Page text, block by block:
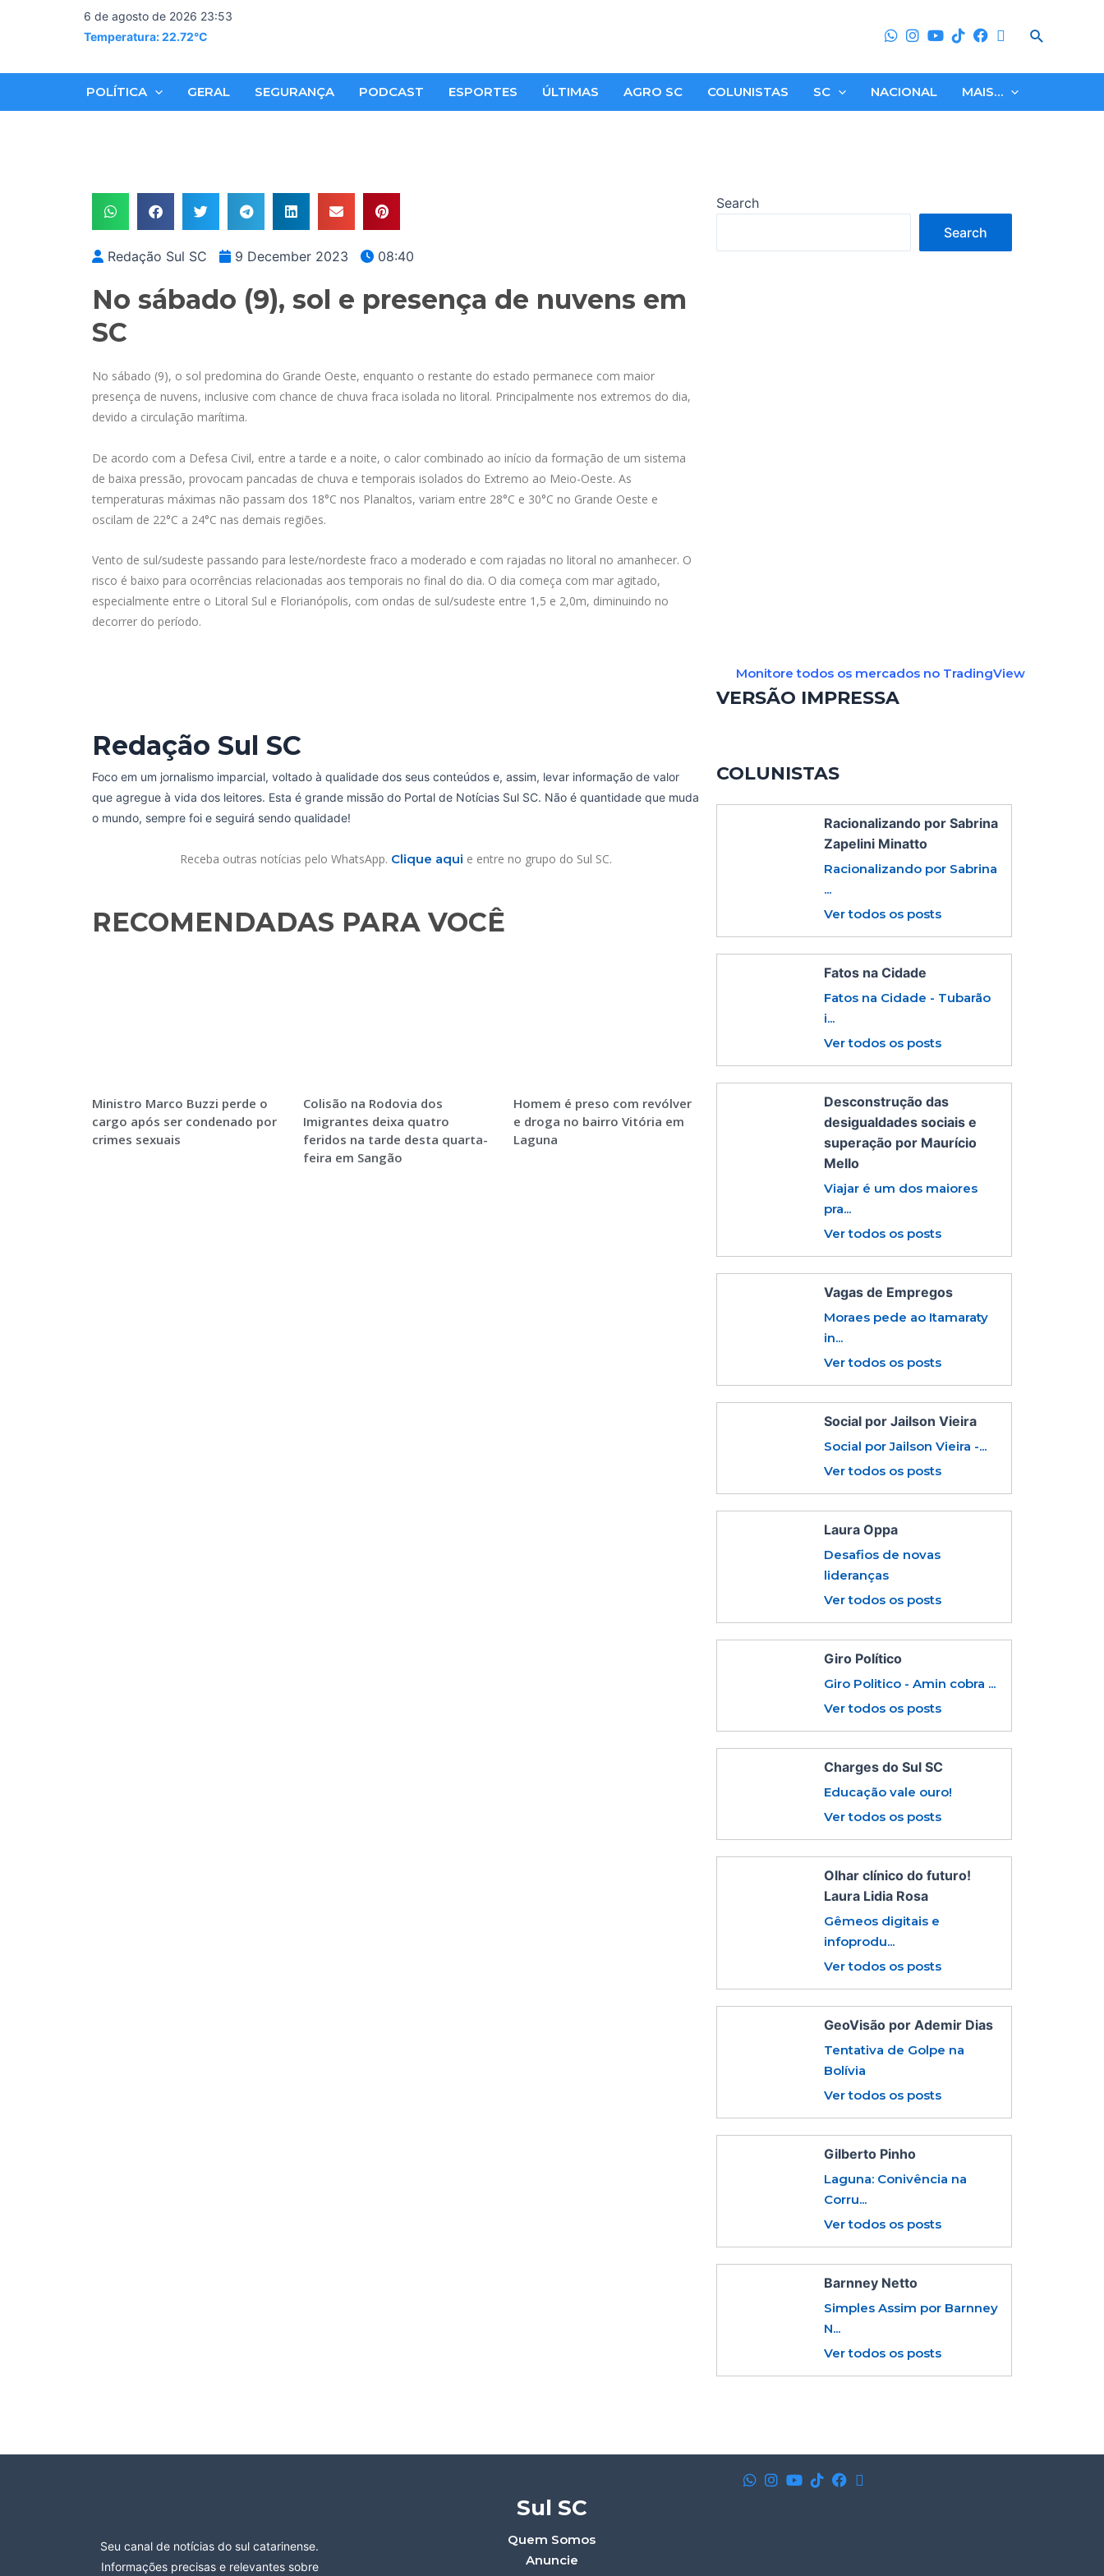
6 de agosto de 2026 23:53
Temperatura: 22.72°C
Search
POLÍTICA GERAL SEGURANÇA PODCAST ESPORTES ÚLTIMAS AGRO SC COLUNISTAS SC NACIONAL MAIS…
Redação Sul SC 9 December 2023 08:40
No sábado (9), sol e presença de nuvens em
SC
No sábado (9), o sol predomina do Grande Oeste, enquanto o restante do estado permanece com maior
presença de nuvens, inclusive com chance de chuva fraca isolada no litoral. Principalmente nos extremos do dia,
devido a circulação marítima.
De acordo com a Defesa Civil, entre a tarde e a noite, o calor combinado ao início da formação de um sistema
de baixa pressão, provocam pancadas de chuva e temporais isolados do Extremo ao Meio-Oeste. As
temperaturas máximas não passam dos 18°C nos Planaltos, variam entre 28°C e 30°C no Grande Oeste e
oscilam de 22°C a 24°C nas demais regiões.
Vento de sul/sudeste passando para leste/nordeste fraco a moderado e com rajadas no litoral no amanhecer. O
risco é baixo para ocorrências relacionadas aos temporais no final do dia. O dia começa com mar agitado,
especialmente entre o Litoral Sul e Florianópolis, com ondas de sul/sudeste entre 1,5 e 2,0m, diminuindo no
decorrer do período.
Redação Sul SC
Foco em um jornalismo imparcial, voltado à qualidade dos seus conteúdos e, assim, levar informação de valor
que agregue à vida dos leitores. Esta é grande missão do Portal de Notícias Sul SC. Não é quantidade que muda
o mundo, sempre foi e seguirá sendo qualidade!
Receba outras notícias pelo WhatsApp. Clique aqui e entre no grupo do Sul SC.
RECOMENDADAS PARA VOCÊ​
Ministro Marco Buzzi perde o
cargo após ser condenado por
crimes sexuais
Colisão na Rodovia dos
Imigrantes deixa quatro
feridos na tarde desta quarta-
feira em Sangão
Homem é preso com revólver
e droga no bairro Vitória em
Laguna
Search
Search
Monitore todos os mercados no TradingView
VERSÃO IMPRESSA
COLUNISTAS
Racionalizando por Sabrina
Zapelini Minatto
Racionalizando por Sabrina
...
Ver todos os posts
Fatos na Cidade
Fatos na Cidade - Tubarão
i...
Ver todos os posts
Desconstrução das
desigualdades sociais e
superação por Maurício
Mello
Viajar é um dos maiores
pra...
Ver todos os posts
Vagas de Empregos
Moraes pede ao Itamaraty
in...
Ver todos os posts
Social por Jailson Vieira
Social por Jailson Vieira -...
Ver todos os posts
Laura Oppa
Desafios de novas
lideranças
Ver todos os posts
Giro Político
Giro Politico - Amin cobra ...
Ver todos os posts
Charges do Sul SC
Educação vale ouro!
Ver todos os posts
Olhar clínico do futuro!
Laura Lidia Rosa
Gêmeos digitais e
infoprodu...
Ver todos os posts
GeoVisão por Ademir Dias
Tentativa de Golpe na
Bolívia
Ver todos os posts
Gilberto Pinho
Laguna: Conivência na
Corru...
Ver todos os posts
Barnney Netto
Simples Assim por Barnney
N...
Ver todos os posts
Seu canal de notícias do sul catarinense.
Informações precisas e relevantes sobre
Sul SC
Quem Somos
Anuncie